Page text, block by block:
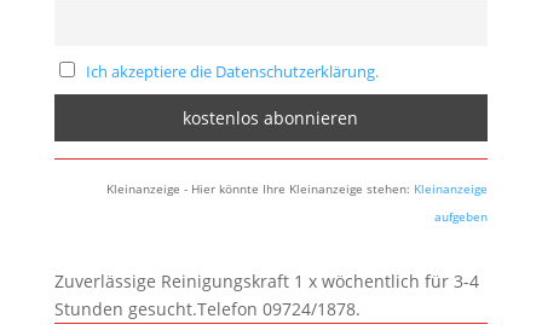
Ich akzeptiere die Datenschutzerklärung.
Kleinanzeige - Hier könnte Ihre Kleinanzeige stehen: Kleinanzeige
aufgeben
Zuverlässige Reinigungskraft 1 x wöchentlich für 3-4
Stunden gesucht.Telefon 09724/1878.